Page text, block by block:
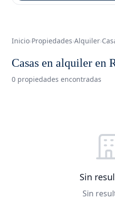
Inicio›Propiedades›Alquiler›
Casas en alquiler en
0 propiedades encontradas
Sin
Sin